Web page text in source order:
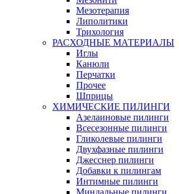
Мезотерапия
Липолитики
Трихология
РАСХОДНЫЕ МАТЕРИАЛЫ
Иглы
Канюли
Перчатки
Прочее
Шприцы
ХИМИЧЕСКИЕ ПИЛИНГИ
Азелаиновые пилинги
Всесезонные пилинги
Гликолевые пилинги
Двухфазные пилинги
Джесснер пилинги
Добавки к пилингам
Интимные пилинги
Миндальные пилинги